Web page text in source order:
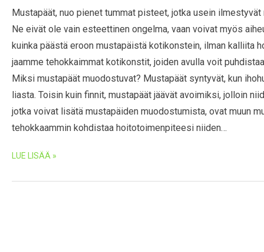
Mustapäät, nuo pienet tummat pisteet, jotka usein ilmestyvät
Ne eivät ole vain esteettinen ongelma, vaan voivat myös
kuinka päästä eroon mustapäistä kotikonstein, ilman kalliita
jaamme tehokkaimmat kotikonstit, joiden avulla voit
Miksi mustapäät muodostuvat? Mustapäät syntyvät, kun
liasta. Toisin kuin finnit, mustapäät jäävät avoimiksi, jolloin
jotka voivat lisätä mustapäiden muodostumista, ovat muun
tehokkaammin kohdistaa hoitotoimenpiteesi niiden…
LUE LISÄÄ »